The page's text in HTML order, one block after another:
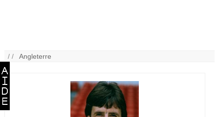
/ /Angleterre